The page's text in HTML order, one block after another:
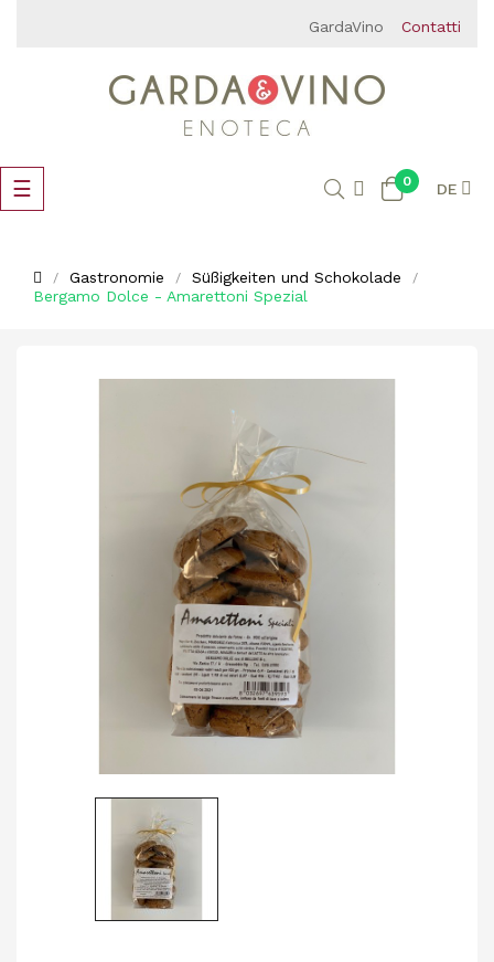
GardaVino Contatti
Umschalten
der
☰ 0 DE
Gastronomie
Süßigkeiten und Schokolade
Bergamo Dolce - Amarettoni Spezial